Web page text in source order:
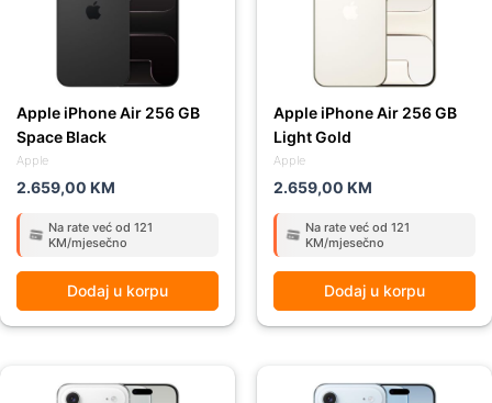
Apple
Apple iPhone Air 256 GB
Space Black
2.659,00 KM
Na rate već od 121
KM/mjesečno
Dodaj u korpu
Apple
Apple iPhone Air 256 GB
Light Gold
2.659,00 KM
Na rate već od 121
KM/mjesečno
Dodaj u korpu